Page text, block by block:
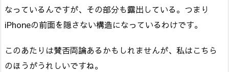
なっているんですが、その部分も露出している。つまり
iPhoneの前面を隠さない構造になっているわけです。
このあたりは賛否両論あるかもしれませんが、私はこちら
のほうがうれしいですね。